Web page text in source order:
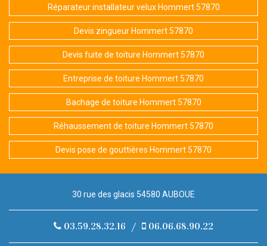
Réparateur installateur velux Hommert 57870
Devis zingueur Hommert 57870
Devis fuite de toiture Hommert 57870
Entreprise de toiture Hommert 57870
Bachage de toiture Hommert 57870
Réhaussement de toiture Hommert 57870
Devis pose de gouttières Hommert 57870
30 rue des glacis 54580 AUBOUE
03.59.28.32.16 / 06.06.68.90.22